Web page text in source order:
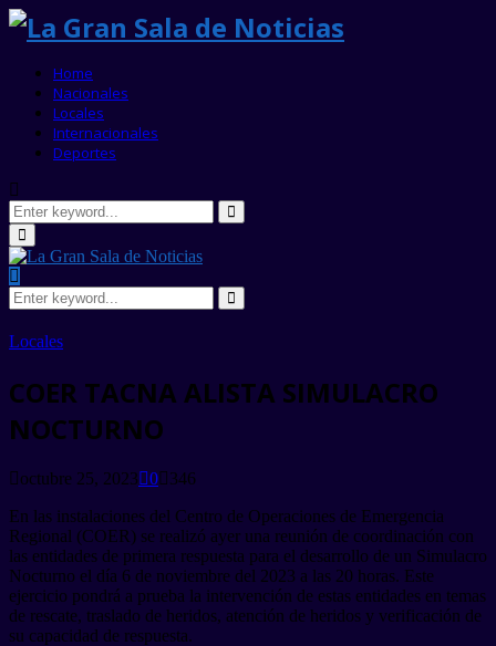
Home
Nacionales
Locales
Internacionales
Deportes
Search
for:
Search
Primary
Menu
Search
for:
Search
Locales
COER TACNA ALISTA SIMULACRO
NOCTURNO
octubre 25, 2023 0
346
En las instalaciones del Centro de Operaciones de Emergencia
Regional (COER) se realizó ayer una reunión de coordinación con
las entidades de primera respuesta para el desarrollo de un Simulacro
Nocturno el día 6 de noviembre del 2023 a las 20 horas. Este
ejercicio pondrá a prueba la intervención de estas entidades en temas
de rescate, traslado de heridos, atención de heridos y verificación de
su capacidad de respuesta.